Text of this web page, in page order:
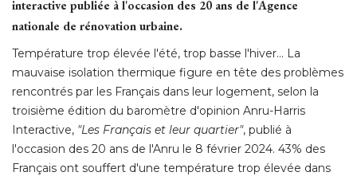
interactive publiée à l'occasion des 20 ans de l'Agence
nationale de rénovation urbaine.
Température trop élevée l'été, trop basse l'hiver... La
mauvaise isolation thermique figure en tête des problèmes
rencontrés par les Français dans leur logement, selon la
troisième édition du baromètre d'opinion Anru-Harris
Interactive, "Les Français et leur quartier", publié à
l'occasion des 20 ans de l'Anru le 8 février 2024. 43% des
Français ont souffert d'une température trop élevée dans